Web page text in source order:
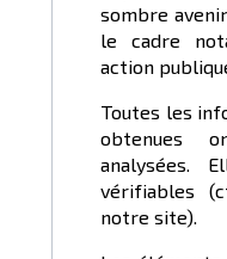
sombre
le cadre
action
Toutes les
obtenues
analysées.
vérifiables
notre site).